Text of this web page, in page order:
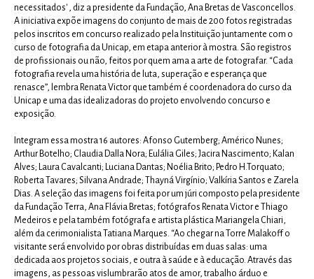
necessitados' , diz a presidente da Fundação, Ana Bretas de Vasconcellos.
A iniciativa expõe imagens do conjunto de mais de 200 fotos registradas
pelos inscritos em concurso realizado pela Instituição juntamente com o
curso de fotografia da Unicap, em etapa anterior à mostra. São registros
de profissionais ou não, feitos por quem ama a arte de fotografar. “Cada
fotografia revela uma história de luta, superação e esperança que
renasce”, lembra Renata Victor que também é coordenadora do curso da
Unicap e uma das idealizadoras do projeto envolvendo concurso e
exposição.
Integram essa mostra 16 autores: Afonso Gutemberg; Américo Nunes;
Arthur Botelho; Claudia Dalla Nora; Eulália Giles; Jacira Nascimento; Kalan
Alves; Laura Cavalcanti; Luciana Dantas; Noélia Brito; Pedro H.Torquato;
Roberta Tavares; Silvana Andrade; Thayná Virgínio; Valkíria Santos e Zarela
Dias. A seleção das imagens foi feita por um júri composto pela presidente
da Fundação Terra, Ana Flávia Bretas; fotógrafos Renata Victor e Thiago
Medeiros e pela também fotógrafa e artista plástica Mariangela Chiari,
além da cerimonialista Tatiana Marques. “Ao chegar na Torre Malakoff o
visitante será envolvido por obras distribuídas em duas salas: uma
dedicada aos projetos sociais, e outra à saúde e à educação. Através das
imagens, as pessoas vislumbrarão atos de amor, trabalho árduo e